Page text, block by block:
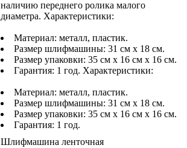
наличию переднего ролика малого
диаметра. Характеристики:
Материал: металл, пластик.
Размер шлифмашины: 31 см х 18 см.
Размер упаковки: 35 см х 16 см х 16 см.
Гарантия: 1 год. Характеристики:
Материал: металл, пластик.
Размер шлифмашины: 31 см х 18 см.
Размер упаковки: 35 см х 16 см х 16 см.
Гарантия: 1 год.
Шлифмашина ленточная